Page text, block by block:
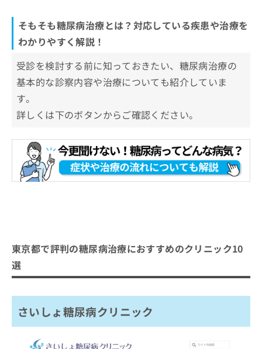
そもそも糖尿病治療とは？対応している疾患や治療を
わかりやすく解説！
受診を検討する前に知っておきたい、糖尿病治療の
基本的な診察内容や治療についても紹介していま
す。
詳しくは下のボタンからご確認ください。
東京都で評判の糖尿病治療におすすめのクリニック10
選
さいしょ糖尿病クリニック